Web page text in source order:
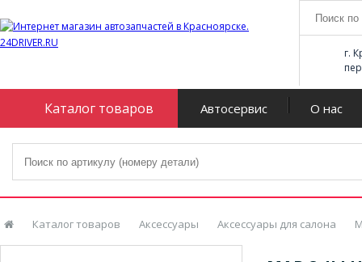
г.
Каталог товаров Автосервис О нас
Каталог товаров Аксессуары Аксессуары для салона